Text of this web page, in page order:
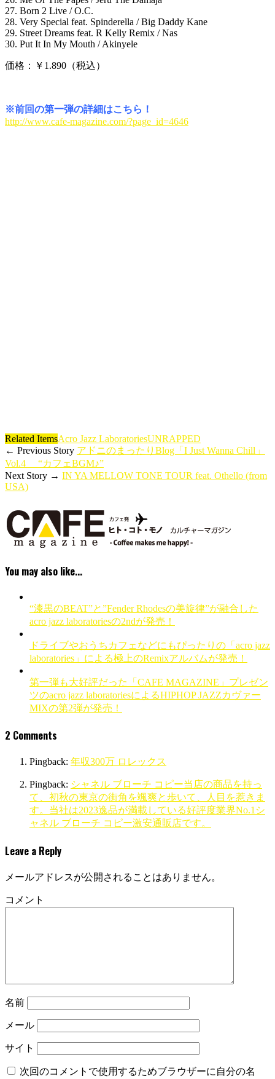
27. Born 2 Live / O.C.
28. Very Special feat. Spinderella / Big Daddy Kane
29. Street Dreams feat. R Kelly Remix / Nas
30. Put It In My Mouth / Akinyele
価格：￥1.890（税込）
※前回の第一弾の詳細はこちら！
http://www.cafe-magazine.com/?page_id=4646
Related ItemsAcro Jazz LaboratoriesUNRAPPED
← Previous Story アドニのまったりBlog「I Just Wanna Chill」
Vol.4 “カフェBGM♪”
Next Story → IN YA MELLOW TONE TOUR feat. Othello (from
USA)
You may also like...
“漆黒のBEAT”と”Fender Rhodesの美旋律”が融合した
acro jazz laboratoriesの2ndが発売！
ドライブやおうちカフェなどにもぴったりの「acro jazz
laboratories」による極上のRemixアルバムが発売！
第一弾も大好評だった「CAFE MAGAZINE」プレゼン
ツのacro jazz laboratoriesによるHIPHOP JAZZカヴァー
MIXの第2弾が発売！
2 Comments
Pingback: 年収300万 ロレックス
Pingback: シャネル ブローチ コピー当店の商品を持っ
て、初秋の東京の街角を颯爽と歩いて、人目を惹きま
す。当社は2023逸品が満載している好評度業界No.1シ
ャネル ブローチ コピー激安通販店です。
Leave a Reply
メールアドレスが公開されることはありません。
コメント
名前
メール
サイト
次回のコメントで使用するためブラウザーに自分の名